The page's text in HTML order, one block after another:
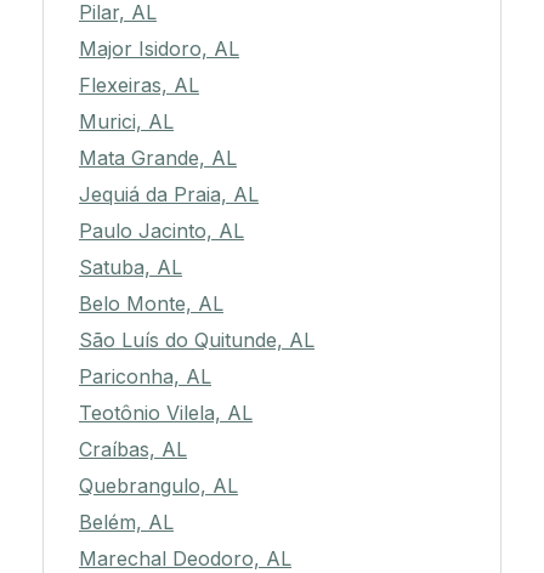
Pilar, AL
Major Isidoro, AL
Flexeiras, AL
Murici, AL
Mata Grande, AL
Jequiá da Praia, AL
Paulo Jacinto, AL
Satuba, AL
Belo Monte, AL
São Luís do Quitunde, AL
Pariconha, AL
Teotônio Vilela, AL
Craíbas, AL
Quebrangulo, AL
Belém, AL
Marechal Deodoro, AL